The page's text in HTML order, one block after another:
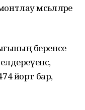
мәсьәләләре
беренсе
йорт бар,